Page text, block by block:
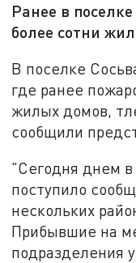
Ранее в
более сотни
В поселке
где ранее
жилых домов,
сообщили
"Сегодня днем
поступило
нескольких
Прибывшие на
подразделения